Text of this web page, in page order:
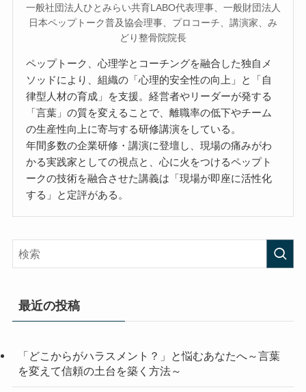
一般社団法人ひとみらい共育LABO代表理事、一般財団法人
日本ペップトーク普及協会理事、プロコーチ、講演家、み
どり整骨院院長
ペップトーク、心理学とコーチングを融合した独自メ
ソッドにより、組織の「心理的安全性の向上」と「自
律型人材の育成」を支援。経営者やリーダーが発する
「言葉」の質を変えることで、離職率の低下やチーム
の生産性向上に寄与する研修講演をしている。
年間多数の企業研修・講演に登壇し、現場の痛みがわ
かる実践家としての視点と、心に火をつけるペップト
ークの技術を融合させた講義は「現場が即座に活性化
する」と定評がある。
最近の投稿
「どこからがハラスメント？」と悩むあなたへ～言葉
を変えて信頼の土台を築く方法～